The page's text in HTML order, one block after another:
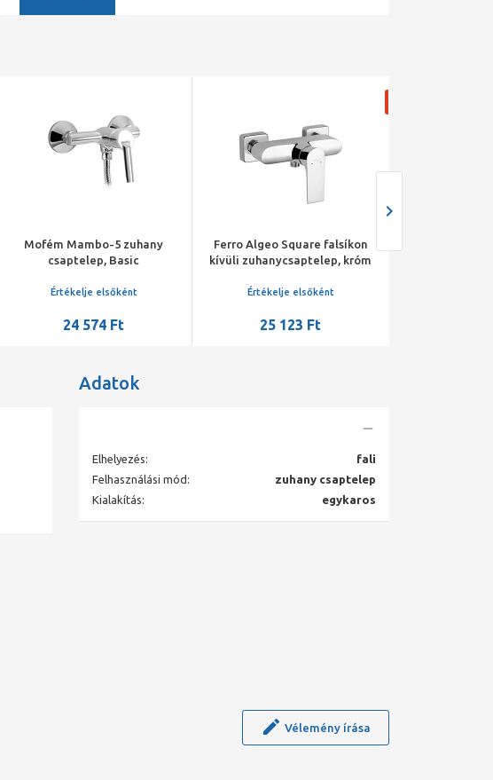
Mofém Mambo-5 zuhany
csaptelep, Basic
Értékelje elsőként
24 574 Ft
Ferro Algeo Square falsíkon
kívüli zuhanycsaptelep, króm
Értékelje elsőként
25 123 Ft
Adatok
Elhelyezés:
fali
Felhasználási mód:
zuhany csaptelep
Kialakítás:
egykaros
Vélemény írása